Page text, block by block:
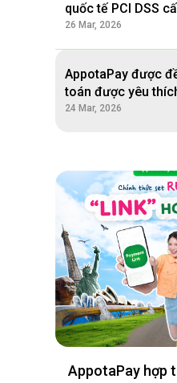
quốc tế PCI DSS
năm liên tiếp
26 Mar, 2026
AppotaPay được
toán được yêu
Game Awards 2026
24 Mar, 2026
AppotaPay hợp